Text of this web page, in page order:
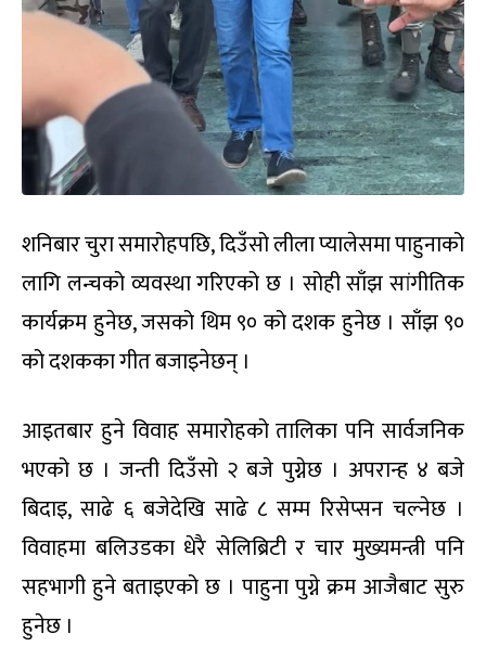
शनिबार चुरा समारोहपछि, दिउँसो लीला प्यालेसमा पाहुनाको
लागि लन्चको व्यवस्था गरिएको छ । सोही साँझ सांगीतिक
कार्यक्रम हुनेछ, जसको थिम ९० को दशक हुनेछ । साँझ ९०
को दशकका गीत बजाइनेछन् ।
आइतबार हुने विवाह समारोहको तालिका पनि सार्वजनिक
भएको छ । जन्ती दिउँसो २ बजे पुग्नेछ । अपरान्ह ४ बजे
बिदाइ, साढे ६ बजेदेखि साढे ८ सम्म रिसेप्सन चल्नेछ ।
विवाहमा बलिउडका धेरै सेलिब्रिटी र चार मुख्यमन्त्री पनि
सहभागी हुने बताइएको छ । पाहुना पुग्ने क्रम आजैबाट सुरु
हुनेछ ।